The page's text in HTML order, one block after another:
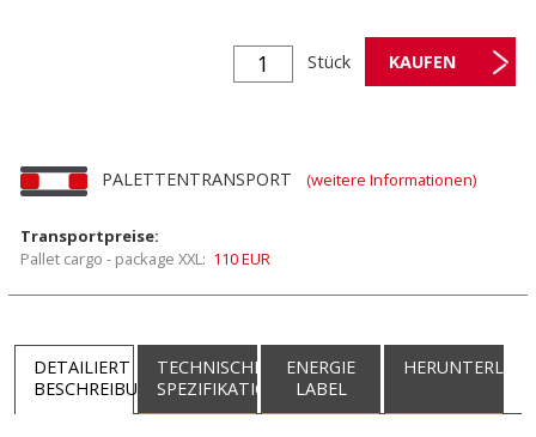
Stück
PALETTENTRANSPORT (weitere Informationen)
Transportpreise:
Pallet cargo - package XXL: 110 EUR
DETAILIERT
BESCHREIBUNG
TECHNISCHE
SPEZIFIKATION
ENERGIE
LABEL